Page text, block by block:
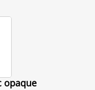
opaque